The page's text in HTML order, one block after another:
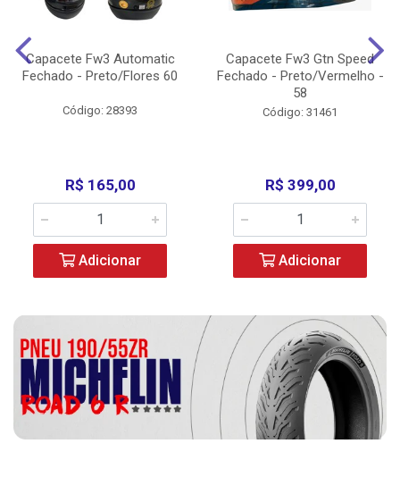
Capacete Fw3 Automatic
Fechado - Preto/Flores 60
Código: 28393
R$ 165,00
Adicionar
Capacete Fw3 Gtn Speed
Fechado - Preto/Vermelho -
58
Código: 31461
R$ 399,00
Adicionar